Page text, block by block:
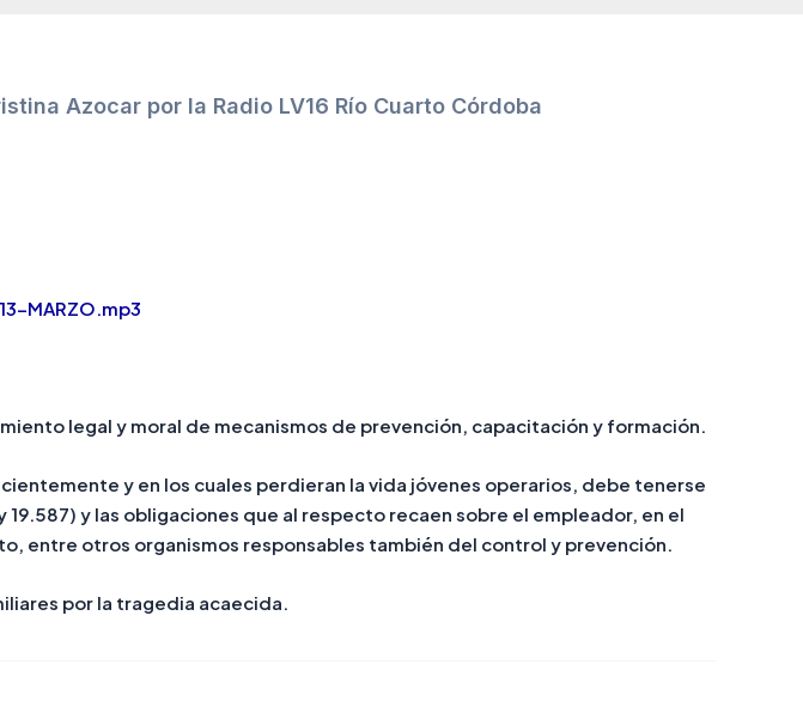
Azocar por la Radio LV16 Río Cuarto Córdoba
MARZO.mp3
legal y moral de mecanismos de prevención, capacitación y formación.
y en los cuales perdieran la vida jóvenes operarios, debe tenerse
y las obligaciones que al respecto recaen sobre el empleador, en el
entre otros organismos responsables también del control y prevención.
por la tragedia acaecida.